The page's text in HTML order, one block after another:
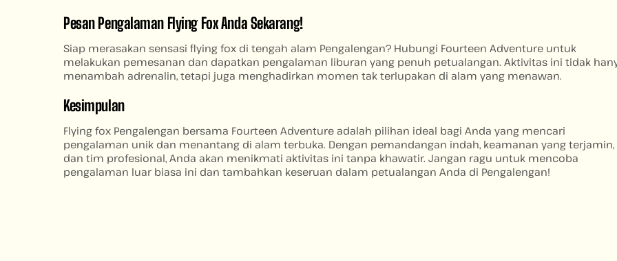
Pesan Pengalaman Flying Fox Anda Sekarang!
Siap merasakan sensasi flying fox di tengah alam Pengalengan? Hubungi Fourteen Adventure untuk
melakukan pemesanan dan dapatkan pengalaman liburan yang penuh petualangan. Aktivitas ini tidak
menambah adrenalin, tetapi juga menghadirkan momen tak terlupakan di alam yang menawan.
Kesimpulan
Flying fox Pengalengan bersama Fourteen Adventure adalah pilihan ideal bagi Anda yang mencari
pengalaman unik dan menantang di alam terbuka. Dengan pemandangan indah, keamanan yang terjamin,
dan tim profesional, Anda akan menikmati aktivitas ini tanpa khawatir. Jangan ragu untuk mencoba
pengalaman luar biasa ini dan tambahkan keseruan dalam petualangan Anda di Pengalengan!